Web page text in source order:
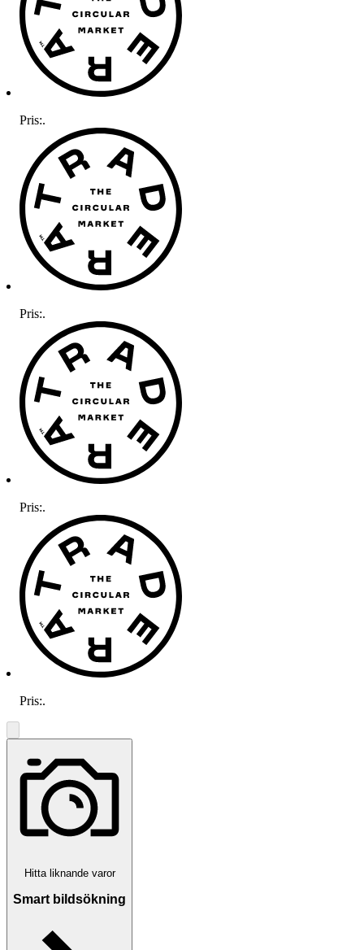
Pris:.
Pris:.
Pris:.
Pris:.
Hitta liknande varor
Smart bildsökning